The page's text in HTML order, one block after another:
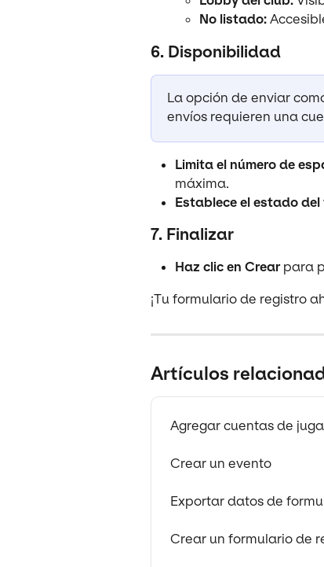
No listado:
6. Disponibilidad
La opción de enviar
envíos requieren una
Limita el número de
máxima.
Establece el estado
7. Finalizar
Haz clic en Crear para
¡Tu formulario de registro
Artículos
Agregar cuentas de
Crear un evento
Exportar datos de
Crear un formulario de